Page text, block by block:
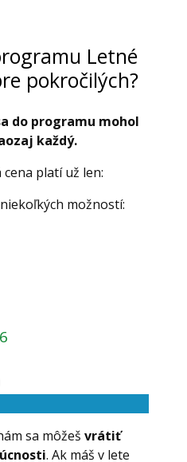
Letné
pokročilých?
do programu mohol
každý.
platí už len:
možností:
sa môžeš vrátiť
. Ak máš v lete